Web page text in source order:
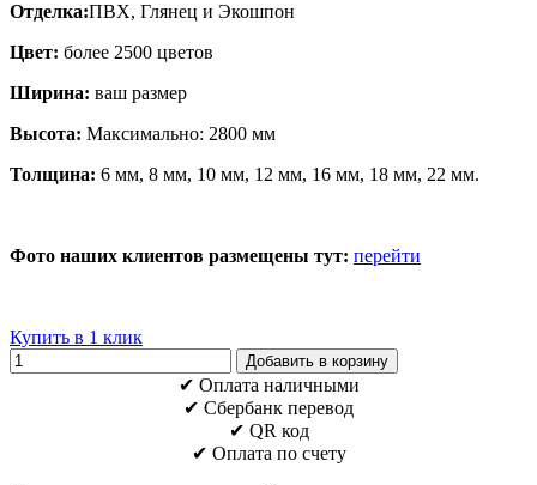
Отделка:ПВХ, Глянец и Экошпон
Цвет: более 2500 цветов
Ширина: ваш размер
Высота: Максимально: 2800 мм
Толщина: 6 мм, 8 мм, 10 мм, 12 мм, 16 мм, 18 мм, 22 мм.
Фото наших клиентов размещены тут: перейти
Купить в 1 клик
Добавить в корзину
✔ Оплата наличными
✔ Cбербанк перевод
✔ QR код
✔ Оплата по счету